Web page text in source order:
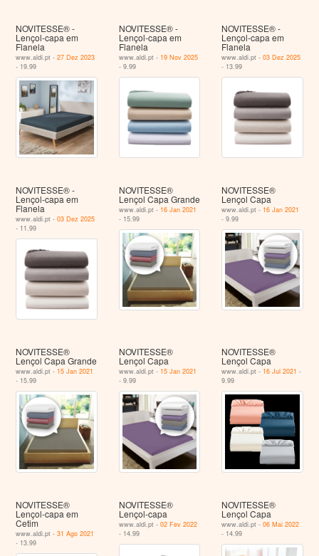
NOVITESSE® -
Lençol-capa em
Flanela
www.aldi.pt -27 Dez 2023
- 19.99
NOVITESSE® -
Lençol-capa em
Flanela
www.aldi.pt - 19 Nov 2025
- 9.99
NOVITESSE® -
Lençol-capa em
Flanela
www.aldi.pt -03 Dez 2025
- 13.99
NOVITESSE® -
Lençol-capa em
Flanela
www.aldi.pt -03 Dez 2025
- 11.99
NOVITESSE®
Lençol Capa Grande
www.aldi.pt - 16 Jan 2021
- 15.99
NOVITESSE®
Lençol Capa
www.aldi.pt - 16 Jan 2021
- 9.99
NOVITESSE®
Lençol Capa Grande
www.aldi.pt - 15 Jan 2021
- 15.99
NOVITESSE®
Lençol Capa
www.aldi.pt - 15 Jan 2021
- 9.99
NOVITESSE®
Lençol Capa
www.aldi.pt - 16 Jul 2021 -
9.99
NOVITESSE®
Lençol-capa em
Cetim
www.aldi.pt -31 Ago 2021
- 13.99
NOVITESSE®
Lençol-capa
www.aldi.pt - 02 Fev 2022
- 14.99
NOVITESSE®
Lençol Capa
www.aldi.pt -06 Mai 2022
- 14.99